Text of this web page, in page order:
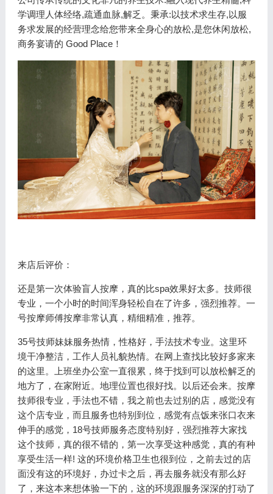
学调理人体经络,疏通血脉,解乏。秉承:以技术求生存,以服
务求发展的经营理念给您带来全身心的放松,是您休闲放松,
商务宴请的 Good Place！
来店后评价：
还是第一次体验盲人按摩，真的比spa效果好太多。技师很
专业，一个小时的时间浑身轻松自在了许多，强烈推荐。一
号按摩师傅按摩非常认真，精细精准，推荐。
35号技师妹妹服务热情，性格好，手法技术专业。这里环
境干净整洁，工作人员礼貌热情。在网上查找比较好多家来
的这里。上班坐办公室一直很累，终于找到可以放松解乏的
地方了，在家附近。地理位置也很好找。以后还会来。按摩
技师很专业，手法也不错，我之前也去过别的店，感觉没有
这个店专业，而且服务也特别到位，感觉有点饭来张口衣来
伸手的感觉，18号技师服务态度特别好，强烈推荐大家找
这个技师，真的很不错的，第一次享受这种感觉，真的有种
享受生活一样! 这的环境价格卫生也很到位，之前去过的店
面没有这的环境好，办过卡之后，再去服务就没有那么好
了，来这本来想体验一下的，这的环境跟服务深深的打动了